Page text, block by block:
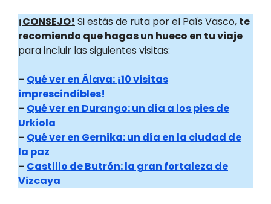
¡CONSEJO! Si estás de ruta por el País Vasco, te
recomiendo que hagas un hueco en tu viaje
para incluir las siguientes visitas:
– Qué ver en Álava: ¡10 visitas
imprescindibles!
– Qué ver en Durango: un día a los pies de
Urkiola
– Qué ver en Gernika: un día en la ciudad de
la paz
– Castillo de Butrón: la gran fortaleza de
Vizcaya